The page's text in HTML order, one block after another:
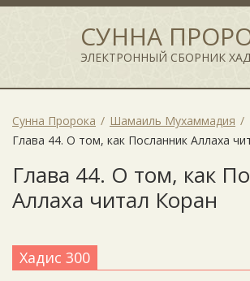
СУННА
ЭЛЕКТРОННЫЙ СБОРНИК
Сунна Пророка
Шамаиль Мухаммадия
Глава 44. О том, как Посланник Аллаха
Глава 44. О том, как
Аллаха читал Коран
Хадис 300